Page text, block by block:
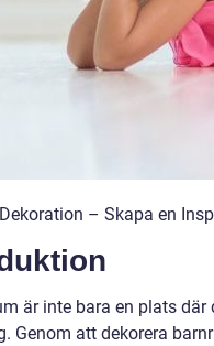
– Skapa en
är inte bara en plats
Genom att dekorera